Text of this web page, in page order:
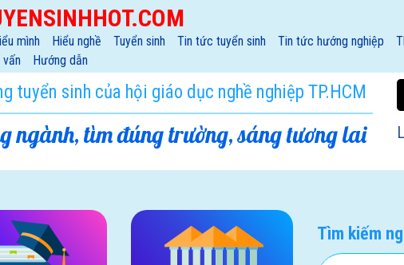
mình Hiểu nghề Tuyển sinh Tin tức tuyển sinh Tin tức hướng nghiệp
vấn
Hướng dẫn
tuyển sinh của hội giáo dục nghề nghiệp TP.HCM
ngành, tìm đúng trường, sáng tương lai
Tìm kiếm